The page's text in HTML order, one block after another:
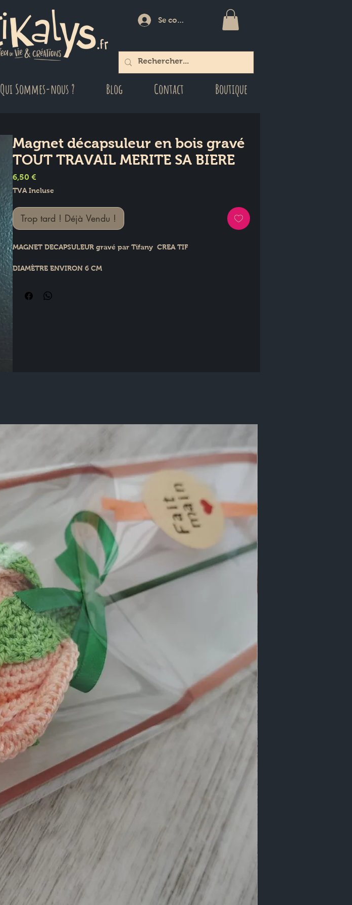
Se connecter
Qui Sommes-nous ? Blog Contact Boutique
Magnet décapsuleur en bois gravé
TOUT TRAVAIL MERITE SA BIERE
6,50 €
TVA Incluse
Trop tard ! Déjà Vendu !
MAGNET DECAPSULEUR gravé par Tifany  CREA TIF
DIAMÈTRE ENVIRON 6 CM